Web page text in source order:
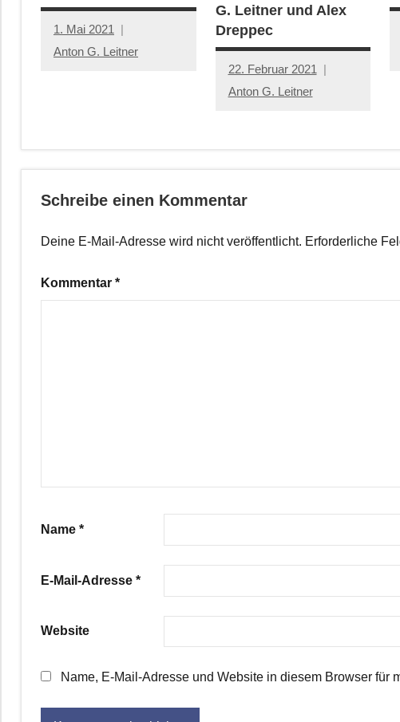
1. Mai 2021
Anton G. Leitner
G. Leitner und Alex
Dreppec
22. Februar 2021
Anton G. Leitner
Schreibe einen Kommentar
Deine E-Mail-Adresse wird nicht veröffentlicht. Erforderliche
Kommentar *
Name *
E-Mail-Adresse *
Website
Name, E-Mail-Adresse und Website in diesem Browser für